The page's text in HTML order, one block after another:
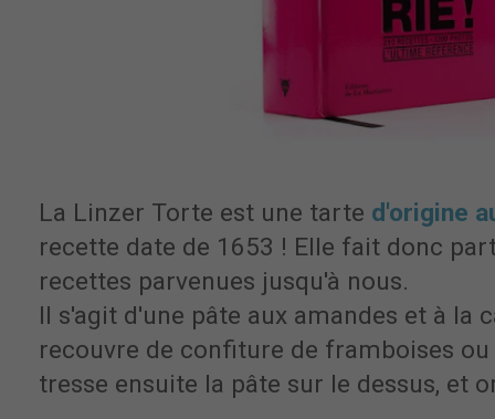
La Linzer Torte est une tarte d'origine
recette date de 1653 ! Elle fait donc
recettes parvenues jusqu'à nous.
Il s'agit d'une pâte aux amandes et à la
recouvre de confiture de framboises ou
tresse ensuite la pâte sur le dessus, et